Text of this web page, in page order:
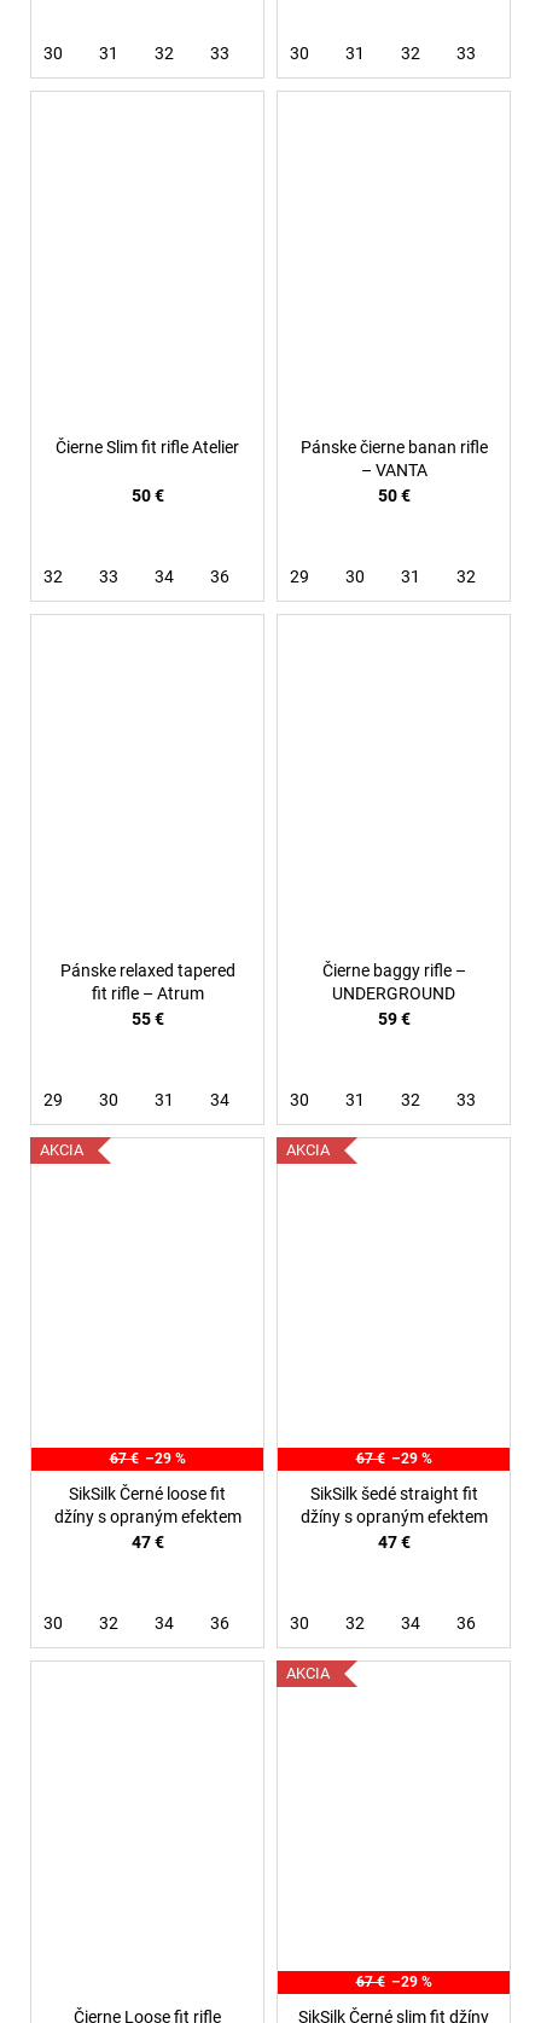
30 31 32 33 30 31 32 33
Čierne Slim fit rifle Atelier
50 €
32 33 34 36
Pánske čierne banan rifle
– VANTA
50 €
29 30 31 32
Pánske relaxed tapered
fit rifle – Atrum
55 €
29 30 31 34
Čierne baggy rifle –
UNDERGROUND
59 €
30 31 32 33
AKCIA
67 € –29 %
SikSilk Černé loose fit
džíny s opraným efektem
47 €
30 32 34 36
AKCIA
67 € –29 %
SikSilk šedé straight fit
džíny s opraným efektem
47 €
30 32 34 36
Čierne Loose fit rifle
AKCIA
67 € –29 %
SikSilk Černé slim fit džíny